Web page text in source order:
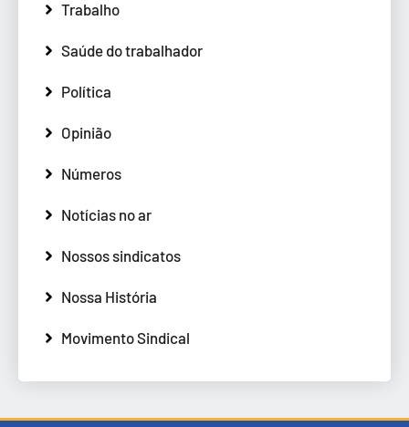
Trabalho
Saúde do trabalhador
Política
Opinião
Números
Notícias no ar
Nossos sindicatos
Nossa História
Movimento Sindical